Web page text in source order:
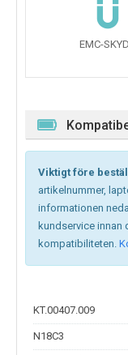
EMC-
Viktigt före
artikelnummer,
informationen
kundservice innan
kompatibiliteten.
KT.00407.009
N18C3